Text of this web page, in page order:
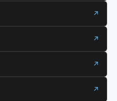
↗
↗
↗
↗